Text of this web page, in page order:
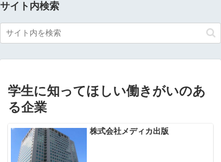
サイト内検索
学生に知ってほしい働きがいのあ
る企業
株式会社メディカ出版